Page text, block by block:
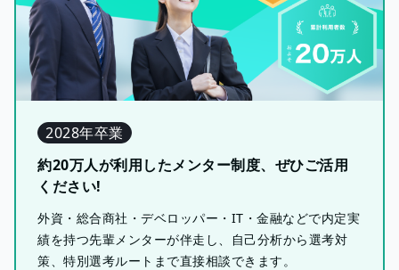
2028年卒業
約20万人が利用したメンター制度、ぜひご活用
ください!
外資・総合商社・デベロッパー・IT・金融などで内定実
績を持つ先輩メンターが伴走し、自己分析から選考対
策、特別選考ルートまで直接相談できます。